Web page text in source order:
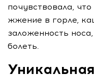
почувствовала,
жжение в горле,
заложенность
болеть.